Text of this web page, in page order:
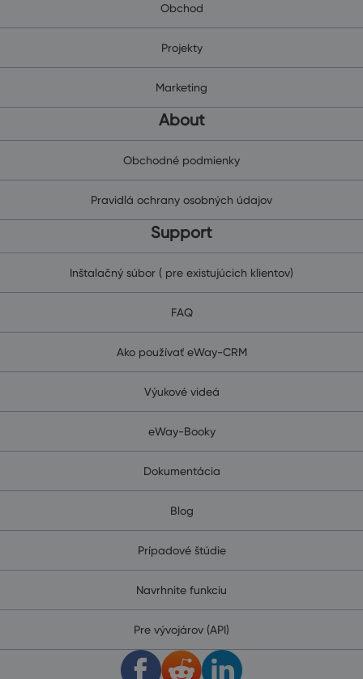
Obchod
Projekty
Marketing
About
Obchodné podmienky
Pravidlá ochrany osobných údajov
Support
Inštalačný súbor ( pre existujúcich klientov)
FAQ
Ako používať eWay-CRM
Výukové videá
eWay-Booky
Dokumentácia
Blog
Prípadové štúdie
Navrhnite funkciu
Pre vývojárov (API)